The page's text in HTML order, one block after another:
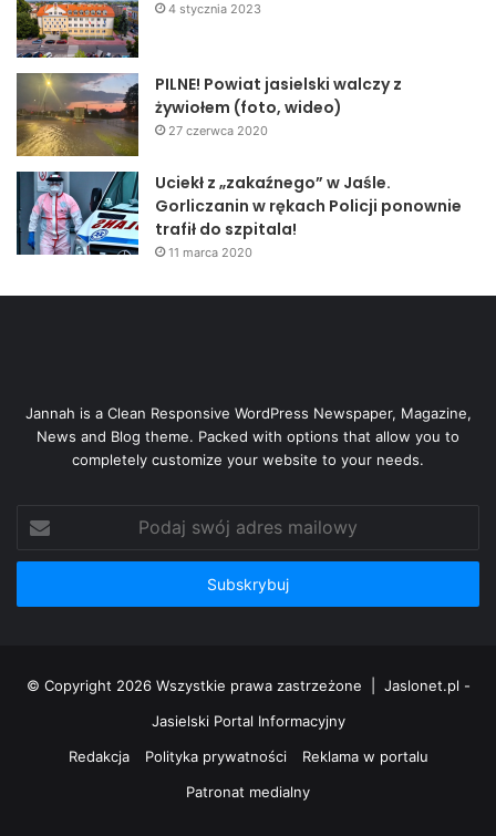
4 stycznia 2023
PILNE! Powiat jasielski walczy z
żywiołem (foto, wideo)
27 czerwca 2020
Uciekł z „zakaźnego” w Jaśle.
Gorliczanin w rękach Policji ponownie
trafił do szpitala!
11 marca 2020
Jannah is a Clean Responsive WordPress Newspaper, Magazine,
News and Blog theme. Packed with options that allow you to
completely customize your website to your needs.
Podaj
swój
adres
© Copyright 2026 Wszystkie prawa zastrzeżone | Jaslonet.pl -
Jasielski Portal Informacyjny
Redakcja
Polityka prywatności
Reklama w portalu
Patronat medialny